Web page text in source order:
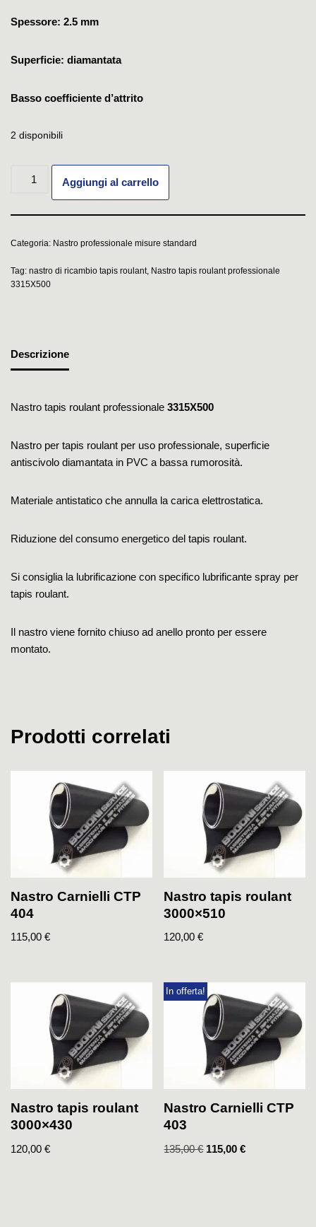
Spessore: 2.5 mm
Superficie: diamantata
Basso coefficiente d’attrito
2 disponibili
Aggiungi al carrello
Categoria: Nastro professionale misure standard
Tag: nastro di ricambio tapis roulant, Nastro tapis roulant professionale
3315X500
Descrizione
Nastro tapis roulant professionale 3315X500
Nastro per tapis roulant per uso professionale, superficie
antiscivolo diamantata in PVC a bassa rumorosità.
Materiale antistatico che annulla la carica elettrostatica.
Riduzione del consumo energetico del tapis roulant.
Si consiglia la lubrificazione con specifico lubrificante spray per
tapis roulant.
Il nastro viene fornito chiuso ad anello pronto per essere
montato.
Prodotti correlati
Nastro Carnielli CTP
404
115,00 €
Nastro tapis roulant
3000×510
120,00€
Nastro tapis roulant
3000×430
120,00 €
In offerta!
Nastro Carnielli CTP
403
135,00€ 115,00€